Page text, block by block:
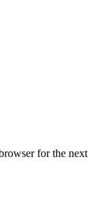
for the next